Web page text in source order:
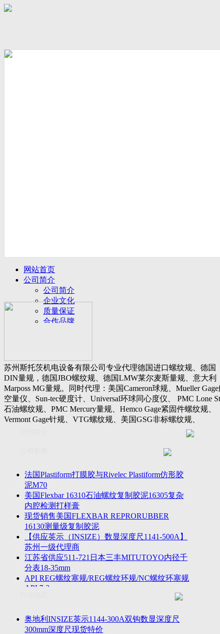
网站首页
公司简介
公司简介
企业文化
质量保证
合作品牌
公司新闻
行业动态
设备展厅
资料下载
视频下载
资料下载
软件下载
苏州斯托茨机电设备有限公司专业代理德国进口螺纹规、德国
DIN量规，德国JBO螺纹规、德国LMW莱尔麦斯量规、意大利
Marposs MG量规。同时代理：美国Cameron球规、Mueller
空量仪、Sun-tec硬度计、Universal环球同心度仪、 PMC Lone
石油螺纹规、PMC Mercury量规、Hemco Gage紧固件螺纹规、
Vermont Gage针规、VTG螺纹规、美国GSG非标螺纹规、
Threadcheck航空螺纹规、 Westport医疗螺纹规、英国
惠氏螺纹规、Tru-thread石油螺纹规、美国Gagemaker单项仪，
士TESA测高仪、德国Mahr马尔粗糙度仪、数显深度尺、东精
影像仪、英国Zodiac gauge、英国Original Gauge螺纹规等。
法国Plastiform打膜胶与Rivelec Plastiform仿形胶
泥M70
美国Flexbar 16310石油螺纹复制胶泥16305复杂
内腔检测打样膏
现货销售美国FLEXBAR REPRORUBBER
16130测量级复制胶泥
【供应英示（INSIZE）数显深度尺1141-500A】
苏州一级代理商
江苏省供应511-721日本三丰MITUTOYO内径千
分表18-35mm
API REG螺纹塞规/REG螺纹环规/NC螺纹环塞规
API 7-2
苏州市万濠卧式投影仪CPJ-3020W/CPJ-4025W代
美国B2段差尺/间隙段差尺GAPSG/NMSG/GRIP-
004/CFM-095代理商
奥地利INSIZE英示1144-300A双钩数显深度尺
300mm深度尺现货特价